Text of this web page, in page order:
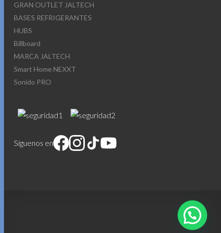
GRAN OUTLET JALTECH
BASES REFRIGERANTES
HUBS
Billboard
MARCA JALTECH
Smart Home NEXXT
Sonido PRO
Síguenos en